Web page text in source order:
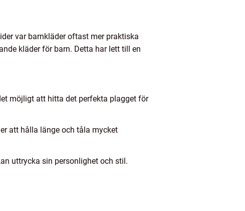
var barnkläder oftast mer praktiska
kläder för barn. Detta har lett till en
möjligt att hitta det perfekta plagget för
att hålla länge och tåla mycket
uttrycka sin personlighet och stil.